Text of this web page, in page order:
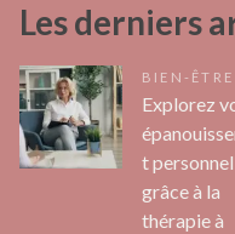
Les derniers
BIEN-ÊTRE
Explorez
t personnel
grâce à la
thérapie à